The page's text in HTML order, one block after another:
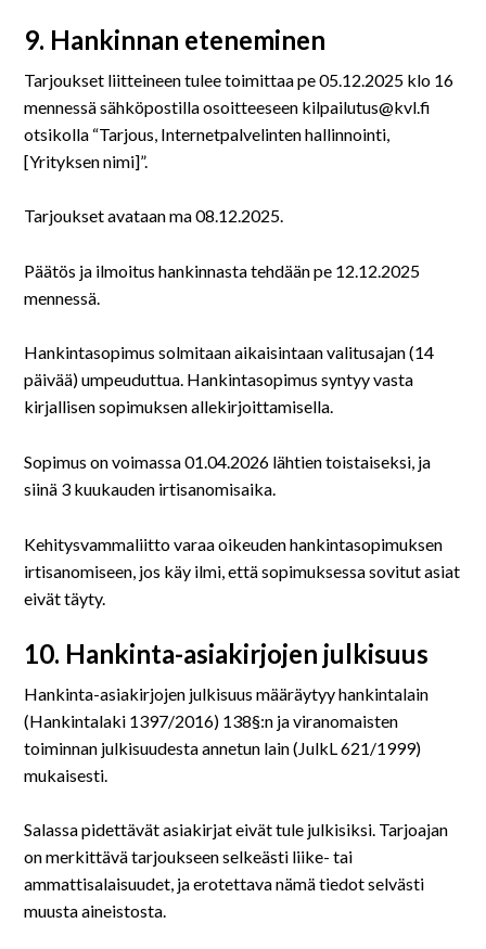
9. Hankinnan eteneminen
Tarjoukset liitteineen tulee toimittaa pe 05.12.2025 klo 16
mennessä sähköpostilla osoitteeseen kilpailutus@kvl.fi
otsikolla “Tarjous, Internetpalvelinten hallinnointi,
[Yrityksen nimi]”.
Tarjoukset avataan ma 08.12.2025.
Päätös ja ilmoitus hankinnasta tehdään pe 12.12.2025
mennessä.
Hankintasopimus solmitaan aikaisintaan valitusajan (14
päivää) umpeuduttua. Hankintasopimus syntyy vasta
kirjallisen sopimuksen allekirjoittamisella.
Sopimus on voimassa 01.04.2026 lähtien toistaiseksi, ja
siinä 3 kuukauden irtisanomisaika.
Kehitysvammaliitto varaa oikeuden hankintasopimuksen
irtisanomiseen, jos käy ilmi, että sopimuksessa sovitut asiat
eivät täyty.
10. Hankinta-asiakirjojen julkisuus
Hankinta-asiakirjojen julkisuus määräytyy hankintalain
(Hankintalaki 1397/2016) 138§:n ja viranomaisten
toiminnan julkisuudesta annetun lain (JulkL 621/1999)
mukaisesti.
Salassa pidettävät asiakirjat eivät tule julkisiksi. Tarjoajan
on merkittävä tarjoukseen selkeästi liike- tai
ammattisalaisuudet, ja erotettava nämä tiedot selvästi
muusta aineistosta.